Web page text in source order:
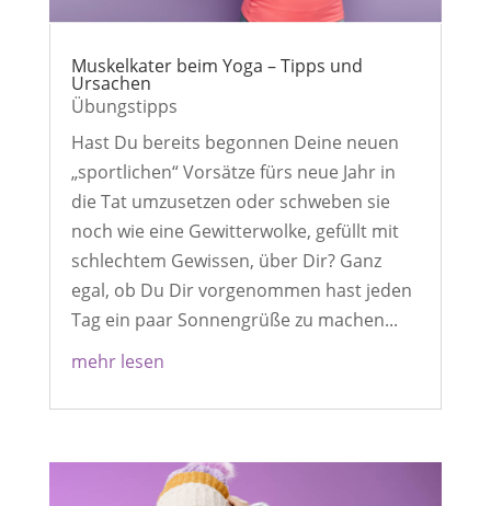
Muskelkater beim Yoga – Tipps und
Ursachen
Übungstipps
Hast Du bereits begonnen Deine neuen
„sportlichen“ Vorsätze fürs neue Jahr in
die Tat umzusetzen oder schweben sie
noch wie eine Gewitterwolke, gefüllt mit
schlechtem Gewissen, über Dir? Ganz
egal, ob Du Dir vorgenommen hast jeden
Tag ein paar Sonnengrüße zu machen...
mehr lesen